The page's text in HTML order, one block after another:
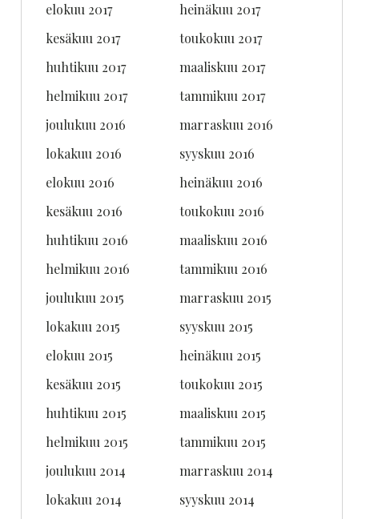
elokuu 2017
heinäkuu 2017
kesäkuu 2017
toukokuu 2017
huhtikuu 2017
maaliskuu 2017
helmikuu 2017
tammikuu 2017
joulukuu 2016
marraskuu 2016
lokakuu 2016
syyskuu 2016
elokuu 2016
heinäkuu 2016
kesäkuu 2016
toukokuu 2016
huhtikuu 2016
maaliskuu 2016
helmikuu 2016
tammikuu 2016
joulukuu 2015
marraskuu 2015
lokakuu 2015
syyskuu 2015
elokuu 2015
heinäkuu 2015
kesäkuu 2015
toukokuu 2015
huhtikuu 2015
maaliskuu 2015
helmikuu 2015
tammikuu 2015
joulukuu 2014
marraskuu 2014
lokakuu 2014
syyskuu 2014